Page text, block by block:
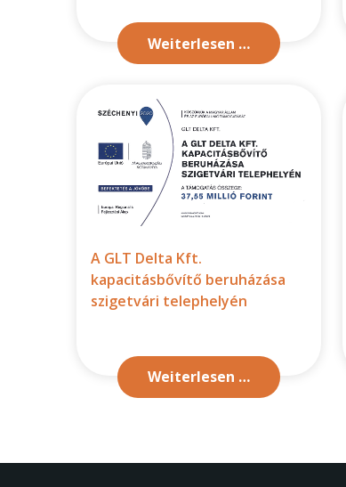
Weiterlesen …
A GLT Delta Kft.
kapacitásbővítő beruházása
szigetvári telephelyén
Weiterlesen …